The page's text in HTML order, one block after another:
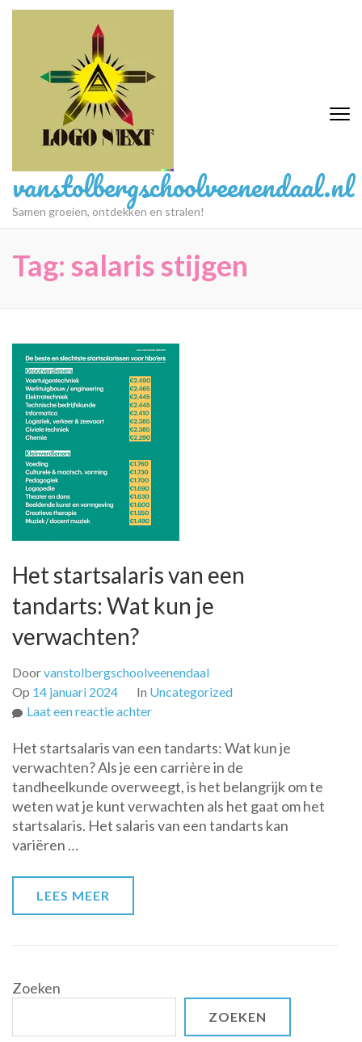
Ga
vanstolbergschoolveenendaal.nl
Samen groeien, ontdekken en stralen!
Tag: salaris stijgen
Het startsalaris van een
tandarts: Wat kun je
verwachten?
Doorvanstolbergschoolveenendaal
Op 14 januari 2024 In Uncategorized
Laat een reactie achterop
startsalaris
van
een
tandarts:
Wat
Het startsalaris van een tandarts: Wat kun je
verwachten? Als je een carrière in de
tandheelkunde overweegt, is het belangrijk om te
weten wat je kunt verwachten als het gaat om het
startsalaris. Het salaris van een tandarts kan
variëren …
LEES MEER
Zoeken
ZOEKEN